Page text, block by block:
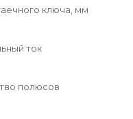
ключа, мм
ток
полюсов